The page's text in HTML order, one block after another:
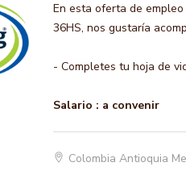
En esta oferta de
36HS, nos gustaría
- Completes tu hoja de
Salario : a convenir
Colombia Antioquia